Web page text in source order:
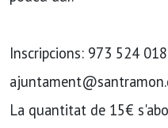
Inscripcions: 973 524
La quantitat de 15€